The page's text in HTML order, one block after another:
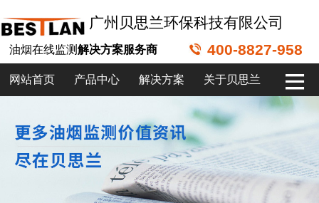
广州贝思兰环保科技有限公司
油烟在线监测解决方案服务商 400-8827-958
网站首页 产品中心 解决方案 关于贝思兰